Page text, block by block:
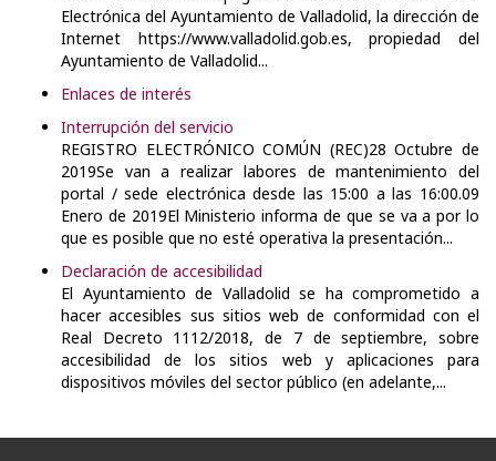
Electrónica del Ayuntamiento de Valladolid, la dirección de
Internet https://www.valladolid.gob.es, propiedad del
Ayuntamiento de Valladolid...
Enlaces de interés
Interrupción del servicio
REGISTRO ELECTRÓNICO COMÚN (REC)28 Octubre de
2019Se van a realizar labores de mantenimiento del
portal / sede electrónica desde las 15:00 a las 16:00.09
Enero de 2019El Ministerio informa de que se va a por lo
que es posible que no esté operativa la presentación...
Declaración de accesibilidad
El Ayuntamiento de Valladolid se ha comprometido a
hacer accesibles sus sitios web de conformidad con el
Real Decreto 1112/2018, de 7 de septiembre, sobre
accesibilidad de los sitios web y aplicaciones para
dispositivos móviles del sector público (en adelante,...